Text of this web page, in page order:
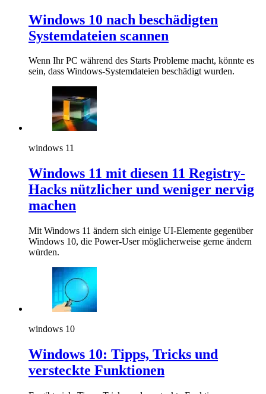
Windows 10 nach beschädigten
Systemdateien scannen
Wenn Ihr PC während des Starts Probleme macht, könnte es
sein, dass Windows-Systemdateien beschädigt wurden.
windows 11
Windows 11 mit diesen 11 Registry-
Hacks nützlicher und weniger nervig
machen
Mit Windows 11 ändern sich einige UI-Elemente gegenüber
Windows 10, die Power-User möglicherweise gerne ändern
würden.
windows 10
Windows 10: Tipps, Tricks und
versteckte Funktionen